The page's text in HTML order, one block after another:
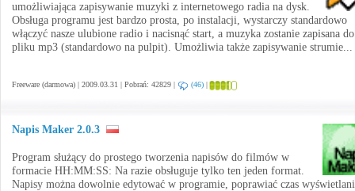
umożliwiająca zapisywanie muzyki z internetowego radia na dysk.
Obsługa programu jest bardzo prosta, po instalacji, wystarczy standardowo
włączyć nasze ulubione radio i nacisnąć start, a muzyka zostanie zapisana do
pliku mp3 (standardowo na pulpit). Umożliwia także zapisywanie strumie...
Freeware (darmowa) | 2009.03.31 | Pobrań: 42829 | (46) |
Napis Maker 2.0.3
Program służący do prostego tworzenia napisów do filmów w
formacie HH:MM:SS: Na razie obsługuje tylko ten jeden format.
Napisy można dowolnie edytować w programie, poprawiać czas